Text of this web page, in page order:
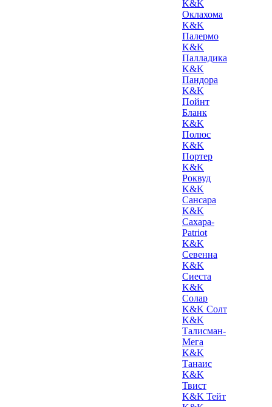
K&K
Оклахома
K&K
Палермо
K&K
Палладика
K&K
Пандора
K&K
Пойнт
Бланк
K&K
Полюс
K&K
Портер
K&K
Роквуд
K&K
Сансара
K&K
Сахара-
Patriot
K&K
Севенна
K&K
Сиеста
K&K
Солар
K&K Солт
K&K
Талисман-
Мега
K&K
Танаис
K&K
Твист
K&K Тейт